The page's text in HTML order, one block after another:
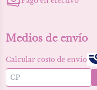
Medios de envío
Calcular costo de envio